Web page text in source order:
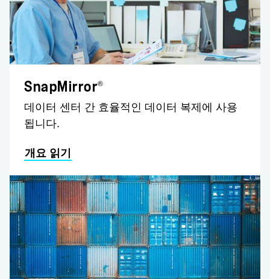
SnapMirror®
데이터 센터 간 효율적인 데이터 복제에 사용
됩니다.
개요 읽기